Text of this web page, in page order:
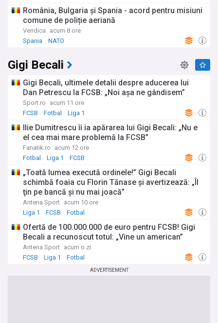
România, Bulgaria și Spania - acord pentru misiuni
comune de poliție aeriană
Veridica
acum 8 ore
Spania
NATO
Gigi Becali
Gigi Becali, ultimele detalii despre aducerea lui
Dan Petrescu la FCSB: „Noi așa ne gândisem”
Sport.ro
acum 11 ore
FCSB
Fotbal Liga 1
Ilie Dumitrescu îi ia apărarea lui Gigi Becali: „Nu e
el cea mai mare problemă la FCSB”
Fanatik.ro
acum 12 ore
Fotbal
Liga 1 FCSB
„Toată lumea execută ordinele!” Gigi Becali
schimbă foaia cu Florin Tănase şi avertizează: „Îl
ţin pe bancă şi nu mai joacă”
Antena Sport acum 10 ore
Liga 1
FCSB Fotbal
Ofertă de 100.000.000 de euro pentru FCSB! Gigi
Becali a recunoscut totul: „Vine un american”
Antena Sport acum o zi
FCSB
Liga 1 Fotbal
ADVERTISEMENT